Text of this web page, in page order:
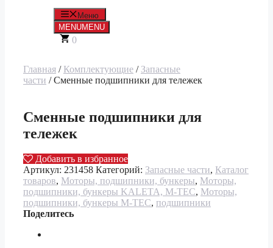
Меню
MENUMENU
0
Главная / Комплектующие / Запасные
части / Сменные подшипники для тележек
Сменные подшипники для
тележек
Добавить в избранное
Артикул: 231458 Категорий: Запасные части, Каталог
товаров, Моторы, подшипники, бункеры, Моторы,
подшипники, бункеры KALETA, M-TEC, Моторы,
подшипники, бункеры M-TEC, подшипники
Поделитесь